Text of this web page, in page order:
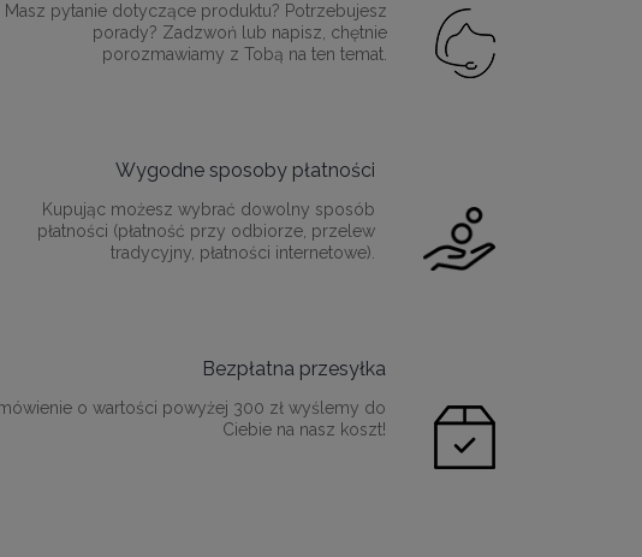
Masz pytanie dotyczące produktu? Potrzebujesz
porady? Zadzwoń lub napisz, chętnie
porozmawiamy z Tobą na ten temat.
Wygodne sposoby płatności
Kupując możesz wybrać dowolny sposób
płatności (płatność przy odbiorze, przelew
tradycyjny, płatności internetowe).
Bezpłatna przesyłka
o wartości powyżej 300 zł wyślemy do
Ciebie na nasz koszt!